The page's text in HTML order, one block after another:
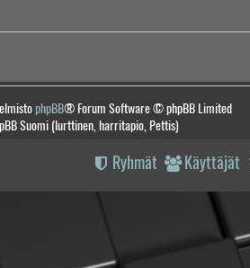
phpBB® Forum Software © phpBB Limited
Suomi (lurttinen, harritapio, Pettis)
Käyttäjät
Ryhmät